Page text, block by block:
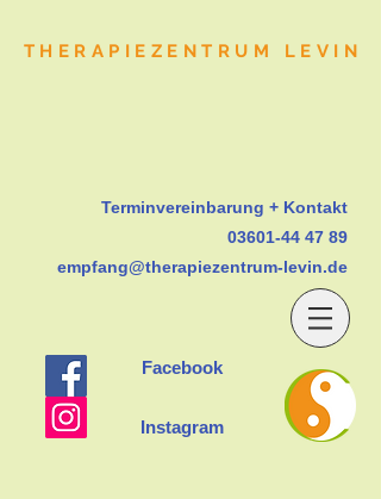
THERAPIEZENTRUM LEVIN
Terminvereinbarung + Kontakt
03601-44 47 89
empfang@therapiezentrum-levin.de
Facebook
Instagram